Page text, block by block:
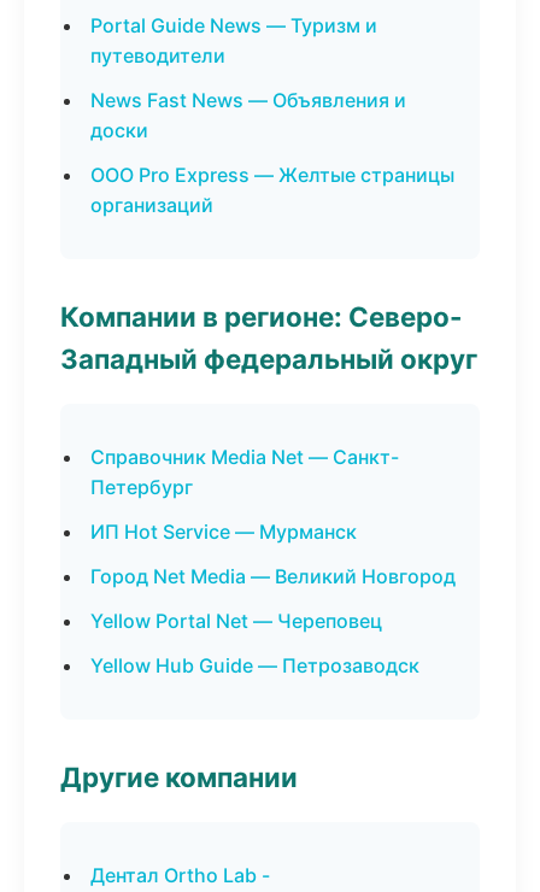
Portal Guide News — Туризм и
путеводители
News Fast News — Объявления и
доски
ООО Pro Express — Желтые страницы
организаций
Компании в регионе: Северо-
Западный федеральный округ
Справочник Media Net — Санкт-
Петербург
ИП Hot Service — Мурманск
Город Net Media — Великий Новгород
Yellow Portal Net — Череповец
Yellow Hub Guide — Петрозаводск
Другие компании
Дентал Ortho Lab -